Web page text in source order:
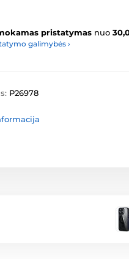
pristatymas nuo
galimybės ›
P26978